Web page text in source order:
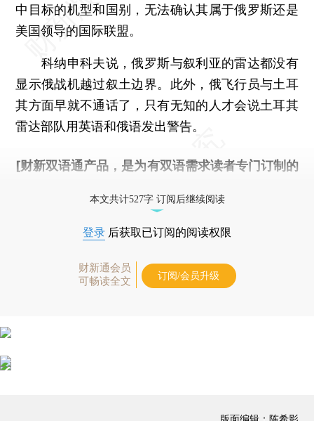
中目标的机型和国别，无法确认其属于俄罗斯还是
美国领导的国际联盟。
科纳申科夫说，俄罗斯与叙利亚的雷达都没有
显示俄战机越过叙土边界。此外，俄飞行员与土耳
其方面早就不通话了，只有无知的人才会说土耳其
雷达部队用英语和俄语发出警告。
[财新双语通产品，是为有双语需求读者专门订制的
本文共计527字 订阅后继续阅读
登录 后获取已订阅的阅读权限
财新通会员
可畅读全文
订阅/会员升级